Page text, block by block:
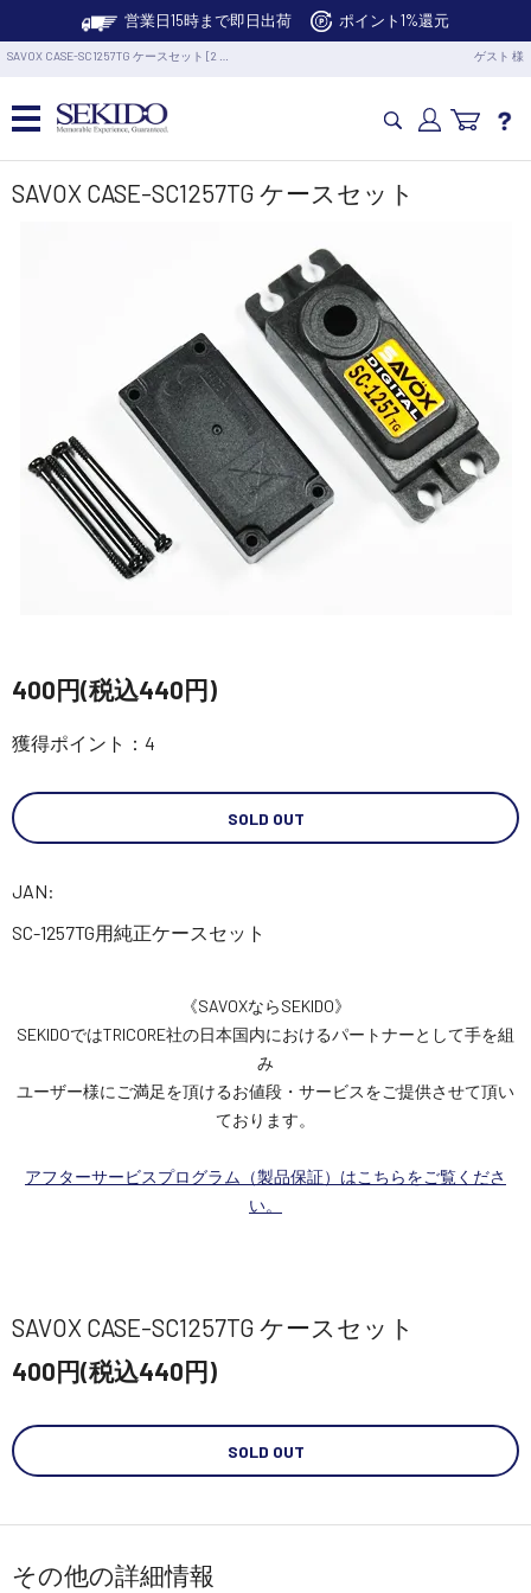
営業日15時まで即日出荷 ポイント1%還元
SAVOX CASE-SC1257TG ケースセット [2 … ゲスト 様
カメラドローン・生活家電
業務用ドローン・業務関連製品
水中ドローン(ROV)・水中スクーター
RC・ロボット部品
講習会･国家資格･WEBセミナー
サポート・Q&A / 法人・学生のお客様
SEKIDO 会社概要
SAVOX CASE-SC1257TG ケースセット
400円(税込440円)
獲得ポイント：4
SOLD OUT
JAN:
SC-1257TG用純正ケースセット
《SAVOXならSEKIDO》
SEKIDOではTRICORE社の日本国内におけるパートナーとして手を組
み
ユーザー様にご満足を頂けるお値段・サービスをご提供させて頂い
ております。
アフターサービスプログラム（製品保証）はこちらをご覧くださ
い。
SAVOX CASE-SC1257TG ケースセット
400円(税込440円)
SOLD OUT
その他の詳細情報